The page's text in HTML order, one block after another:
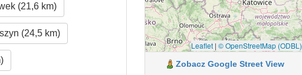
(21,6 km)
(24,5 km)
Leaflet| © OpenStreetMap (ODBL)
Zobacz Google Street View